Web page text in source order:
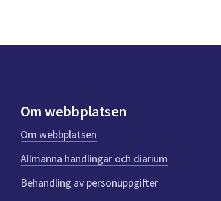
Om webbplatsen
Om webbplatsen
Allmänna handlingar och diarium
Behandling av personuppgifter